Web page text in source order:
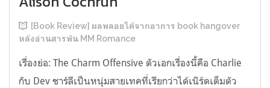
[Book Review] ผลพลอยได้จากอาการ book hangover
หลังอ่านสารพัน MM Romance
เรื่องย่อ: The Charm Offensive ตัวเอกเรื่องนี้คือ Charlie
กับ Dev ชาร์ลีเป็นหนุ่มสายเทคที่เรียกว่าได้เนิร์ดเต็มตัว